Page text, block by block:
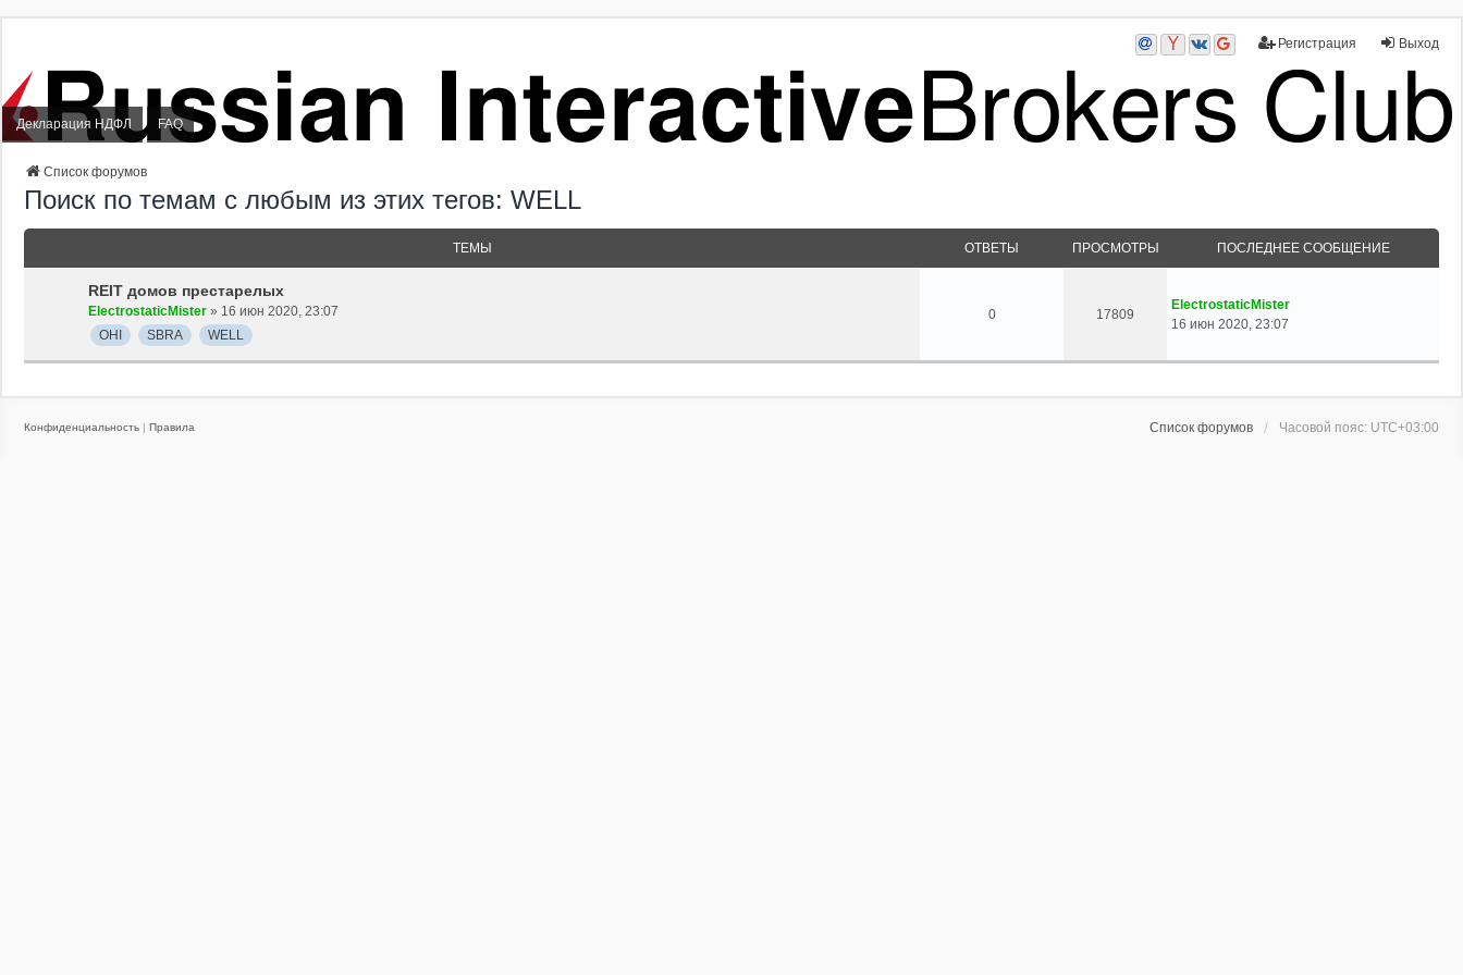
Выход
Регистрация
Декларация НДФЛ FAQ
Список форумов
Поиск по темам с любым из этих тегов: WELL
ТЕМЫ ОТВЕТЫ ПРОСМОТРЫ ПОСЛЕДНЕЕ СООБЩЕНИЕ
REIT домов престарелых
ElectrostaticMister » 16 июн 2020, 23:07
OHI
SBRA WELL
0 17809
ElectrostaticMister
16 июн 2020, 23:07
Список форумов Часовой пояс: UTC+03:00
Конфиденциальность | Правила